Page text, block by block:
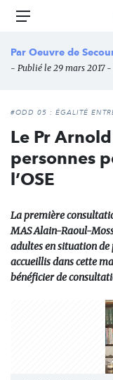
Aller
principal
Menu
Par Oeuvre de
- Publié le 29 mars 2017
#ODD 05 : ÉGALITÉ
Le Pr
personnes
l’OSE
La première
MAS Alain-Raoul-
adultes en situation
accueillis dans cette
bénéficier de